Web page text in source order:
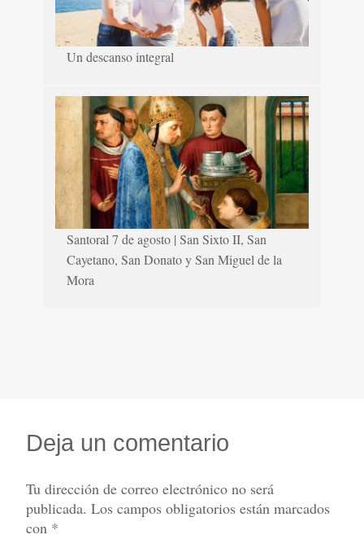
Un descanso integral
Santoral 7 de agosto | San Sixto II, San
Cayetano, San Donato y San Miguel de la
Mora
Deja un comentario
Tu dirección de correo electrónico no será
publicada. Los campos obligatorios están marcados
con *